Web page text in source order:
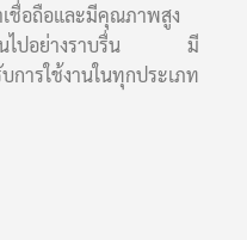
เชื่อถือและมีคุณภาพสูง
เนินไปอย่างราบรื่น มี
ารใช้งานในทุกประเภท